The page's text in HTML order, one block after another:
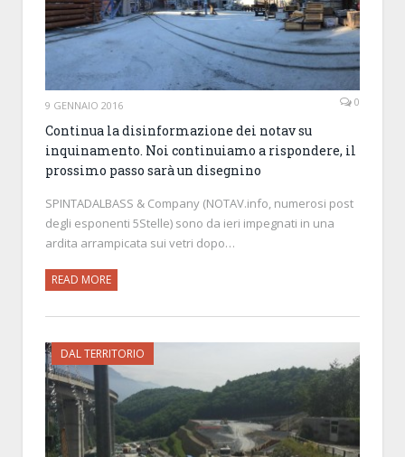
9 GENNAIO 2016 0
Continua la disinformazione dei notav su
inquinamento. Noi continuiamo a rispondere, il
prossimo passo sarà un disegnino
SPINTADALBASS & Company (NOTAV.info, numerosi post
degli esponenti 5Stelle) sono da ieri impegnati in una
ardita arrampicata sui vetri dopo…
READ MORE
DAL TERRITORIO